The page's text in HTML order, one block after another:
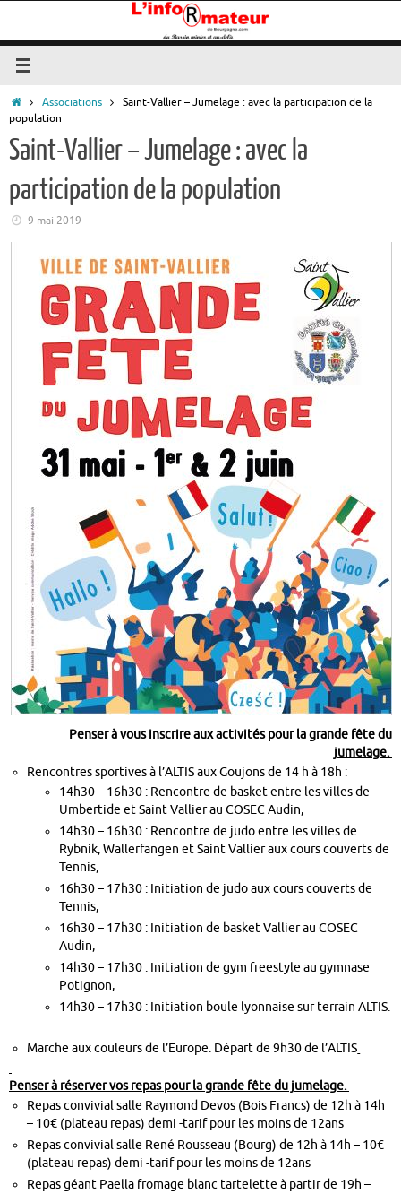
contenu
Accueil
Associations
Saint-Vallier – Jumelage : avec la participation de la
population
Saint-Vallier – Jumelage : avec la
participation de la population
9 mai 2019
Penser à vous inscrire aux activités pour la grande fête du
jumelage.
Rencontres sportives à l’ALTIS aux Goujons de 14 h à 18h :
14h30 – 16h30 : Rencontre de basket entre les villes de
Umbertide et Saint Vallier au COSEC Audin,
14h30 – 16h30 : Rencontre de judo entre les villes de
Rybnik, Wallerfangen et Saint Vallier aux cours couverts de
Tennis,
16h30 – 17h30 : Initiation de judo aux cours couverts de
Tennis,
16h30 – 17h30 : Initiation de basket Vallier au COSEC
Audin,
14h30 – 17h30 : Initiation de gym freestyle au gymnase
Potignon,
14h30 – 17h30 : Initiation boule lyonnaise sur terrain ALTIS.
Marche aux couleurs de l’Europe. Départ de 9h30 de l’ALTIS
Penser à réserver vos repas pour la grande fête du jumelage.
Repas convivial salle Raymond Devos (Bois Francs) de 12h à 14h
– 10€ (plateau repas) demi -tarif pour les moins de 12ans
Repas convivial salle René Rousseau (Bourg) de 12h à 14h – 10€
(plateau repas) demi -tarif pour les moins de 12ans
Repas géant Paella fromage blanc tartelette à partir de 19h –